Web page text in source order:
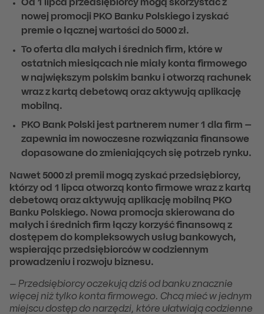
Od 1 lipca przedsiębiorcy mogą skorzystać z
nowej promocji PKO Banku Polskiego i zyskać
premie o łącznej wartości do 5000 zł.
To oferta dla małych i średnich firm, które w
ostatnich miesiącach nie miały konta firmowego
w największym polskim banku i otworzą rachunek
wraz z kartą debetową oraz aktywują aplikację
mobilną.
PKO Bank Polski jest partnerem numer 1 dla firm –
zapewnia im nowoczesne rozwiązania finansowe
dopasowane do zmieniających się potrzeb rynku.
Nawet 5000 zł premii mogą zyskać przedsiębiorcy,
którzy od 1 lipca otworzą konto firmowe wraz z kartą
debetową oraz aktywują aplikację mobilną PKO
Banku Polskiego. Nowa promocja skierowana do
małych i średnich firm łączy korzyść finansową z
dostępem do kompleksowych usług bankowych,
wspierając przedsiębiorców w codziennym
prowadzeniu i rozwoju biznesu.
– Przedsiębiorcy oczekują dziś od banku znacznie
więcej niż tylko konta firmowego. Chcą mieć w jednym
miejscu dostęp do narzędzi, które ułatwiają codzienne